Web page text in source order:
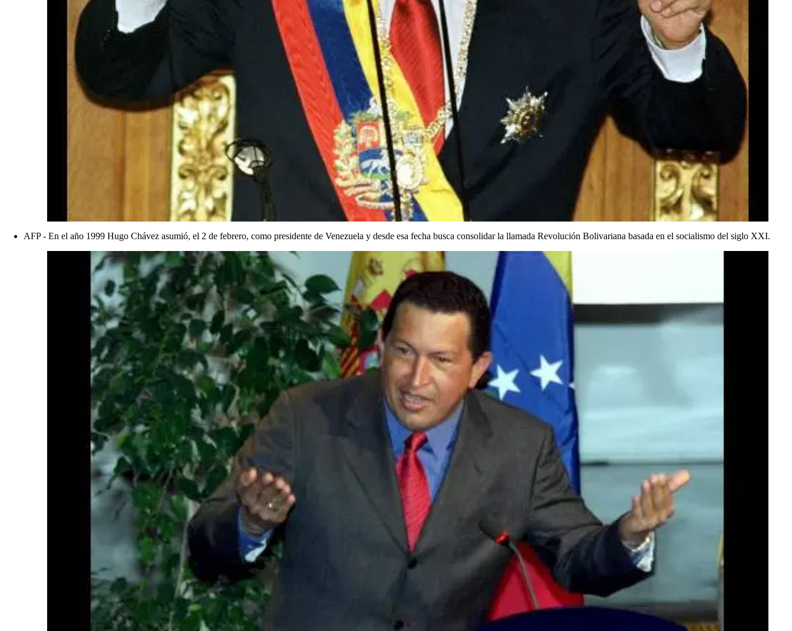
AFP - En el año 1999 Hugo Chávez asumió, el 2 de febrero, como presidente de Venezuela y desde esa fecha busca consolidar la llamada Revolución Bolivariana basada en el socialismo del siglo XXI.